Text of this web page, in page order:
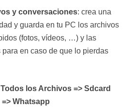
y conversaciones: crea una
y guarda en tu PC los archivos
(fotos, vídeos, …) y las
en caso de que lo pierdas
los Archivos => Sdcard
=> Whatsapp